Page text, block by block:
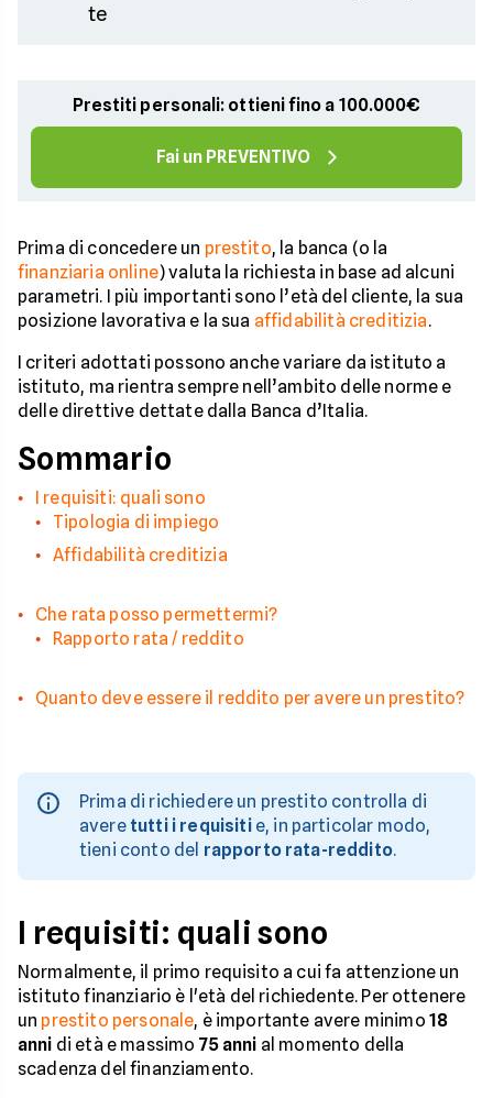
te
Prestiti personali: ottieni fino a 100.000€
Fai un PREVENTIVO
Prima di concedere un prestito, la banca (o la
finanziaria online) valuta la richiesta in base ad alcuni
parametri. I più importanti sono l’età del cliente, la sua
posizione lavorativa e la sua affidabilità creditizia.
I criteri adottati possono anche variare da istituto a
istituto, ma rientra sempre nell’ambito delle norme e
delle direttive dettate dalla Banca d’Italia.
Sommario
I requisiti: quali sono
Tipologia di impiego
Affidabilità creditizia
Che rata posso permettermi?
Rapporto rata / reddito
Quanto deve essere il reddito per avere un prestito?
Prima di richiedere un prestito controlla di
avere tutti i requisitie, in particolar modo,
tieni conto del rapporto rata-reddito.
I requisiti: quali sono
Normalmente, il primo requisito a cui fa attenzione un
istituto finanziario è l'età del richiedente. Per ottenere
un prestito personale, è importante avere minimo 18
anni di età e massimo 75 anni al momento della
scadenza del finanziamento.